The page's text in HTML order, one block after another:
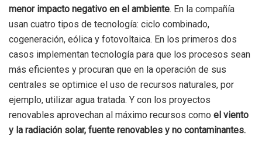
menor impacto negativo en el ambiente. En la compañía
usan cuatro tipos de tecnología: ciclo combinado,
cogeneración, eólica y fotovoltaica. En los primeros dos
casos implementan tecnología para que los procesos sean
más eficientes y procuran que en la operación de sus
centrales se optimice el uso de recursos naturales, por
ejemplo, utilizar agua tratada. Y con los proyectos
renovables aprovechan al máximo recursos como el viento
y la radiación solar, fuente renovables y no contaminantes.